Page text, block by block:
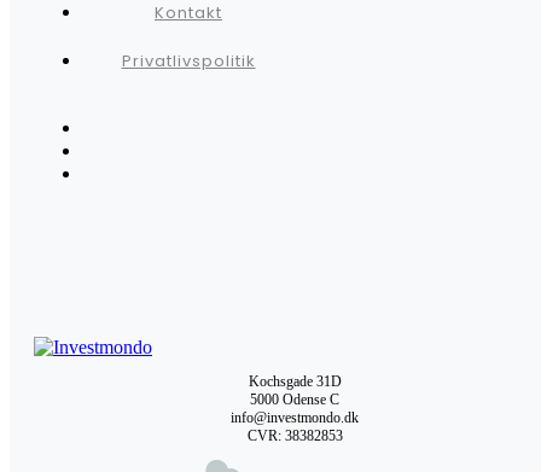
Kontakt
Privatlivspolitik
Kochsgade 31D
5000 Odense C
info@investmondo.dk
CVR: 38382853